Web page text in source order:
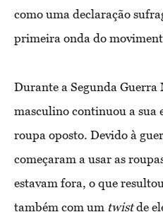
como uma declaração
primeira onda do
Durante a Segunda
masculino continuou a sua
roupa oposto. Devido à
começaram a usar as
estavam fora, o que
também com um twistde